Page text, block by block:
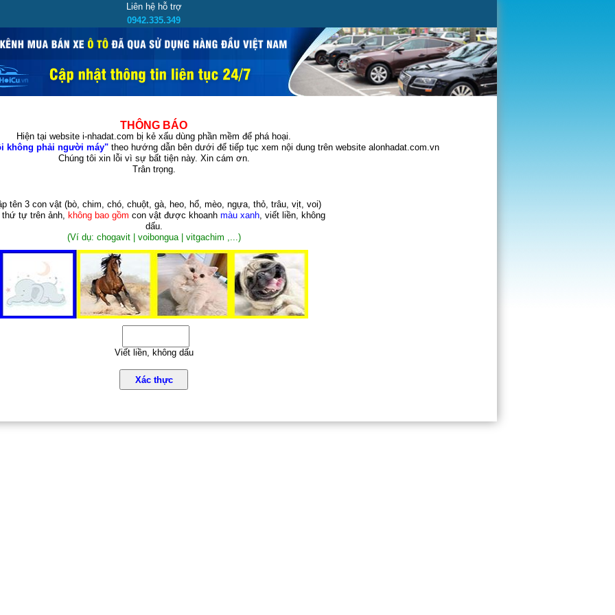
Liên hệ hỗ trợ
0942.335.349
THÔNG BÁO
Hiện tại website i-nhadat.com bị kẻ xấu dùng phần mềm để phá hoại.
không phải người máy"theo hướng dẫn bên dưới để tiếp tục xem nội dung trên website alonhadat.com.vn
Chúng tôi xin lỗi vì sự bất tiện này. Xin cám ơn.
Trân trọng.
tên 3 con vật (bò, chim, chó, chuột, gà, heo, hổ, mèo, ngựa, thỏ, trâu, vịt, voi)
thứ tự trên ảnh, không bao gồm con vật được khoanh màu xanh, viết liền, không
dấu.
(Ví dụ: chogavit | voibongua | vitgachim ,...)
Viết liền, không dấu
Xác thực